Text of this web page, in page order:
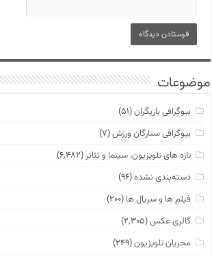
موضوعات
بیوگرافی بازیگران(۵۱)
بیوگرافی ستارگان ورزش(۷)
تازه های تلویزیون، سینما و تئاتر (۶,۴۸۲)
دسته‌بندی نشده(۹۶)
فیلم ها و سریال ها (۲۰۰)
گالری عکس(۲,۳۰۵)
مجریان تلویزیون(۲۴۹)